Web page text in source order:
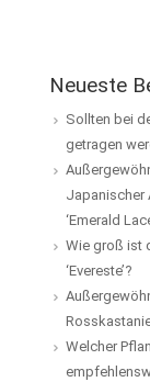
Neueste
Sollten bei
getragen
Japanischer
‘Emerald
Wie groß ist
‘Evereste’?
Welcher